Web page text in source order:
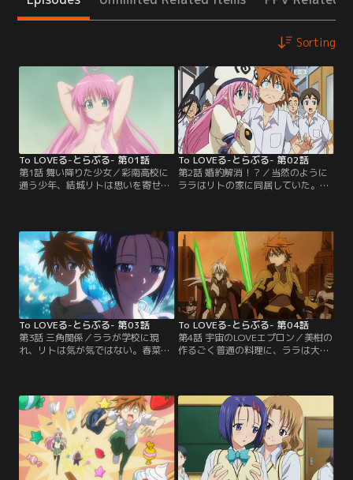
Sorting
To LOVEる-とらぶる- 第01話
第1話 舞い降りた少女／彩南高校に
通う少年、結城リトは思いを寄せる
できない。意気消沈して帰宅したリ
トが入浴していると、突如風呂が爆
発！ と思いきや、目の前に全裸の美
少女が！！ 彼女の名はララ。デビル
ーク星から逃げてきた宇宙人だとい
う。
To LOVEる-とらぶる- 第02話
第2話 婚約解消！？／当然のように
ララはリトの家に同居していた。ザ
立しているとのこと。事故だ誤解だ
と言おうものなら、それはデビルー
ク星への宣戦布告も同然、地球は破
壊されるとザスティンに言われ、リ
トは顔面蒼白に。それでも婚約の解
消法を何とか聞き出すが…。
To LOVEる-とらぶる- 第03話
第3話 三角関係／ララが学校に現
れ、リトは気が気ではない。春菜と
リ。翌日、美柑の提案で、ララの地
球見物のため街に繰り出す。無邪気
に喜ぶララの姿に、ふと「可愛いか
も」と思ったりしてしまうリトであ
った。その後一行は偶然出会った春
菜とともに水族館に向かうが…。
To LOVEる-とらぶる- 第04話
第4話 宇宙のLOVEエプロン／美柑の
作るごく普通の料理に、ララは大感
貴重なものなのだ。リトと美柑に振
る舞おうとララがデビルーク星の料
理を作ってみるが、これが激マズ。
「これだ！」と閃いたリトは、ララ
との結婚を回避すべく…。